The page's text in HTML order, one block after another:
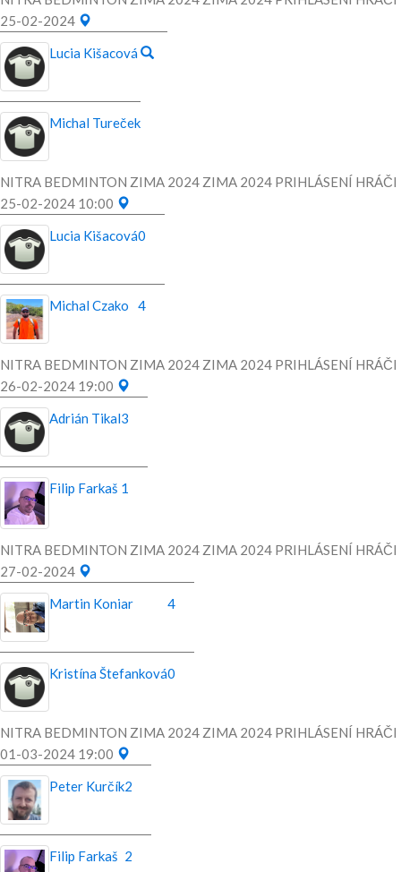
25-02-2024
Lucia Kišacová
Michal Tureček
NITRA BEDMINTON ZIMA 2024 ZIMA 2024 PRIHLÁSENÍ HRÁČI
25-02-2024 10:00
Lucia Kišacová0
Michal Czako 4
NITRA BEDMINTON ZIMA 2024 ZIMA 2024 PRIHLÁSENÍ HRÁČI
26-02-2024 19:00
Adrián Tikal3
Filip Farkaš 1
NITRA BEDMINTON ZIMA 2024 ZIMA 2024 PRIHLÁSENÍ HRÁČI
27-02-2024
Martin Koniar
4
Kristína Štefanková0
NITRA BEDMINTON ZIMA 2024 ZIMA 2024 PRIHLÁSENÍ HRÁČI
01-03-2024 19:00
Peter Kurčík2
Filip Farkaš 2